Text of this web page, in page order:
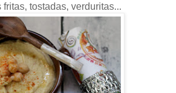
tostadas, verduritas...